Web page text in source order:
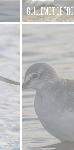
GUILLEMOT DE TROÏL